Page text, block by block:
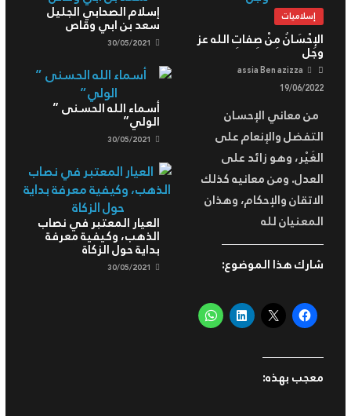
إسلاميات
الإِحْسَانُ مِنْ صِفاتِ الله عز
وجل
assia Ben azizza
19/06/2022
من معاني الإحسان
التفضل والإنعام على
الغَيْر، وهو زائد على
العدل. ومن معانيه كذلك
الاتقان والإحكام، وهذان
المعنيان لله
شارك هذا الموضوع:
معجب بهذه:
إسلام الصحابي الجليل
سعد بن ابي وقاص
30/05/2021
أسماء الله الحسنى ”
الولي”
30/05/2021
العيار المعتبر في نصاب
الذهب، وكيفية معرفة
بداية حول الزكاة
30/05/2021